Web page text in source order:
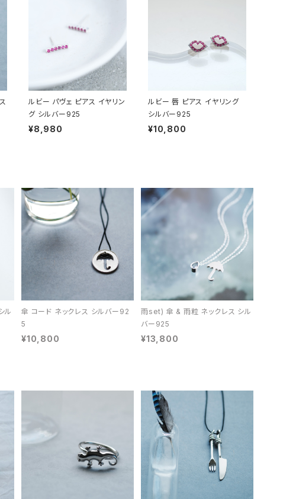
ルビー パヴェ ピアス イヤリン
グ シルバー925
¥8,980
ルビー 唇 ピアス イヤリング
シルバー925
¥10,800
ル
傘 コード ネックレス シルバー92
5
¥10,800
雨set) 傘 & 雨粒 ネックレス シル
バー925
¥13,800